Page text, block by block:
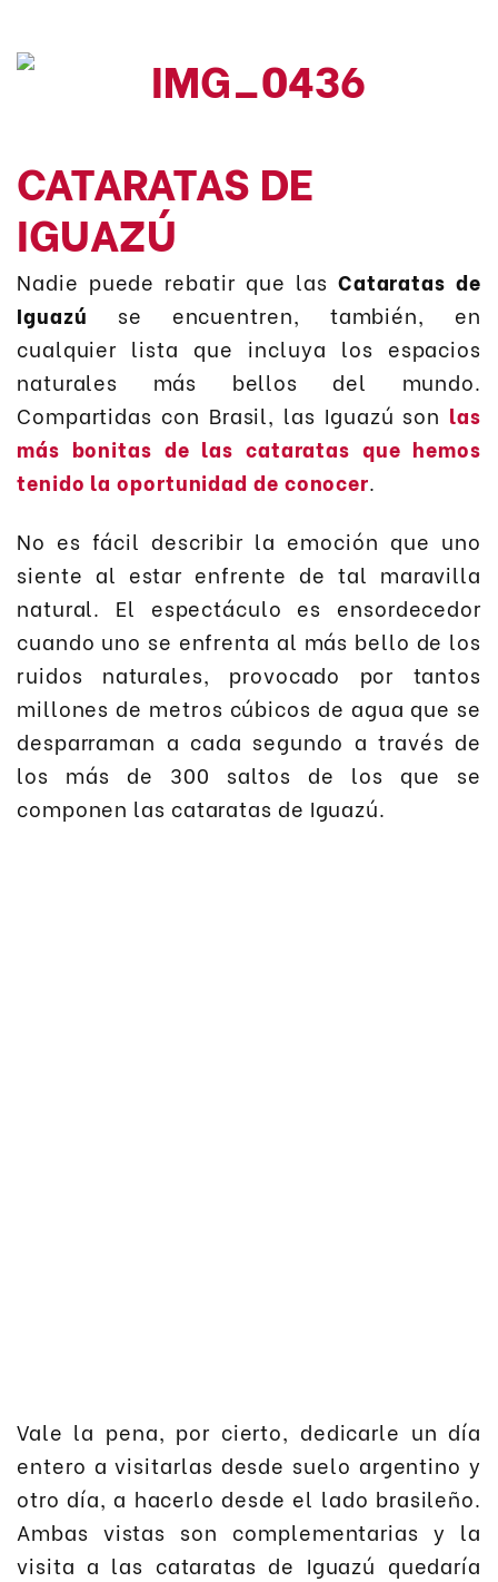
CATARATAS DE
IGUAZÚ
Nadie puede rebatir que las Cataratas de
Iguazú se encuentren, también, en
cualquier lista que incluya los espacios
naturales más bellos del mundo.
Compartidas con Brasil, las Iguazú son las
más bonitas de las cataratas que hemos
tenido la oportunidad de conocer.
No es fácil describir la emoción que uno
siente al estar enfrente de tal maravilla
natural. El espectáculo es ensordecedor
cuando uno se enfrenta al más bello de los
ruidos naturales, provocado por tantos
millones de metros cúbicos de agua que se
desparraman a cada segundo a través de
los más de 300 saltos de los que se
componen las cataratas de Iguazú.
Vale la pena, por cierto, dedicarle un día
entero a visitarlas desde suelo argentino y
otro día, a hacerlo desde el lado brasileño.
Ambas vistas son complementarias y la
visita a las cataratas de Iguazú quedaría